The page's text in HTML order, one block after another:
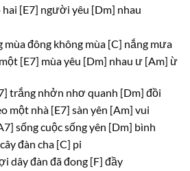
hai [E7] người yêu [Dm] nhau
mùa đông không mùa [C] nắng mưa
[E7] mùa yêu [Dm] nhau ư [Am] ừ
trắng nhởn nhơ quanh [Dm] đồi
một nhà [E7] sàn yên [Am] vui
sống cuộc sống yên [Dm] bình
đàn cha [C] pi
dây đàn đã đong [F] đầy